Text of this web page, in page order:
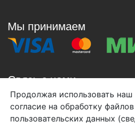
Мы принимаем
Связь с нами
+7 (495) 933-38-08
info@arben-textile.ru- оптовые
Продолжая использовать наш
согласие на обработку
пользовательских данных